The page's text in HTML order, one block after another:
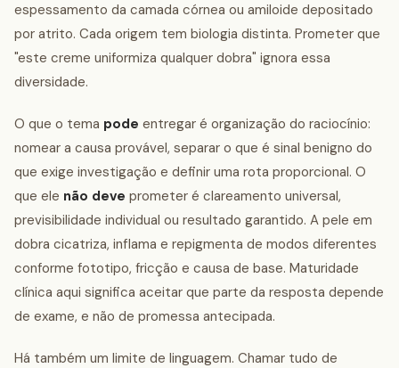
espessamento da camada córnea ou amiloide depositado
por atrito. Cada origem tem biologia distinta. Prometer que
"este creme uniformiza qualquer dobra" ignora essa
diversidade.
O que o tema pode entregar é organização do raciocínio:
nomear a causa provável, separar o que é sinal benigno do
que exige investigação e definir uma rota proporcional. O
que ele não deve prometer é clareamento universal,
previsibilidade individual ou resultado garantido. A pele em
dobra cicatriza, inflama e repigmenta de modos diferentes
conforme fototipo, fricção e causa de base. Maturidade
clínica aqui significa aceitar que parte da resposta depende
de exame, e não de promessa antecipada.
Há também um limite de linguagem. Chamar tudo de